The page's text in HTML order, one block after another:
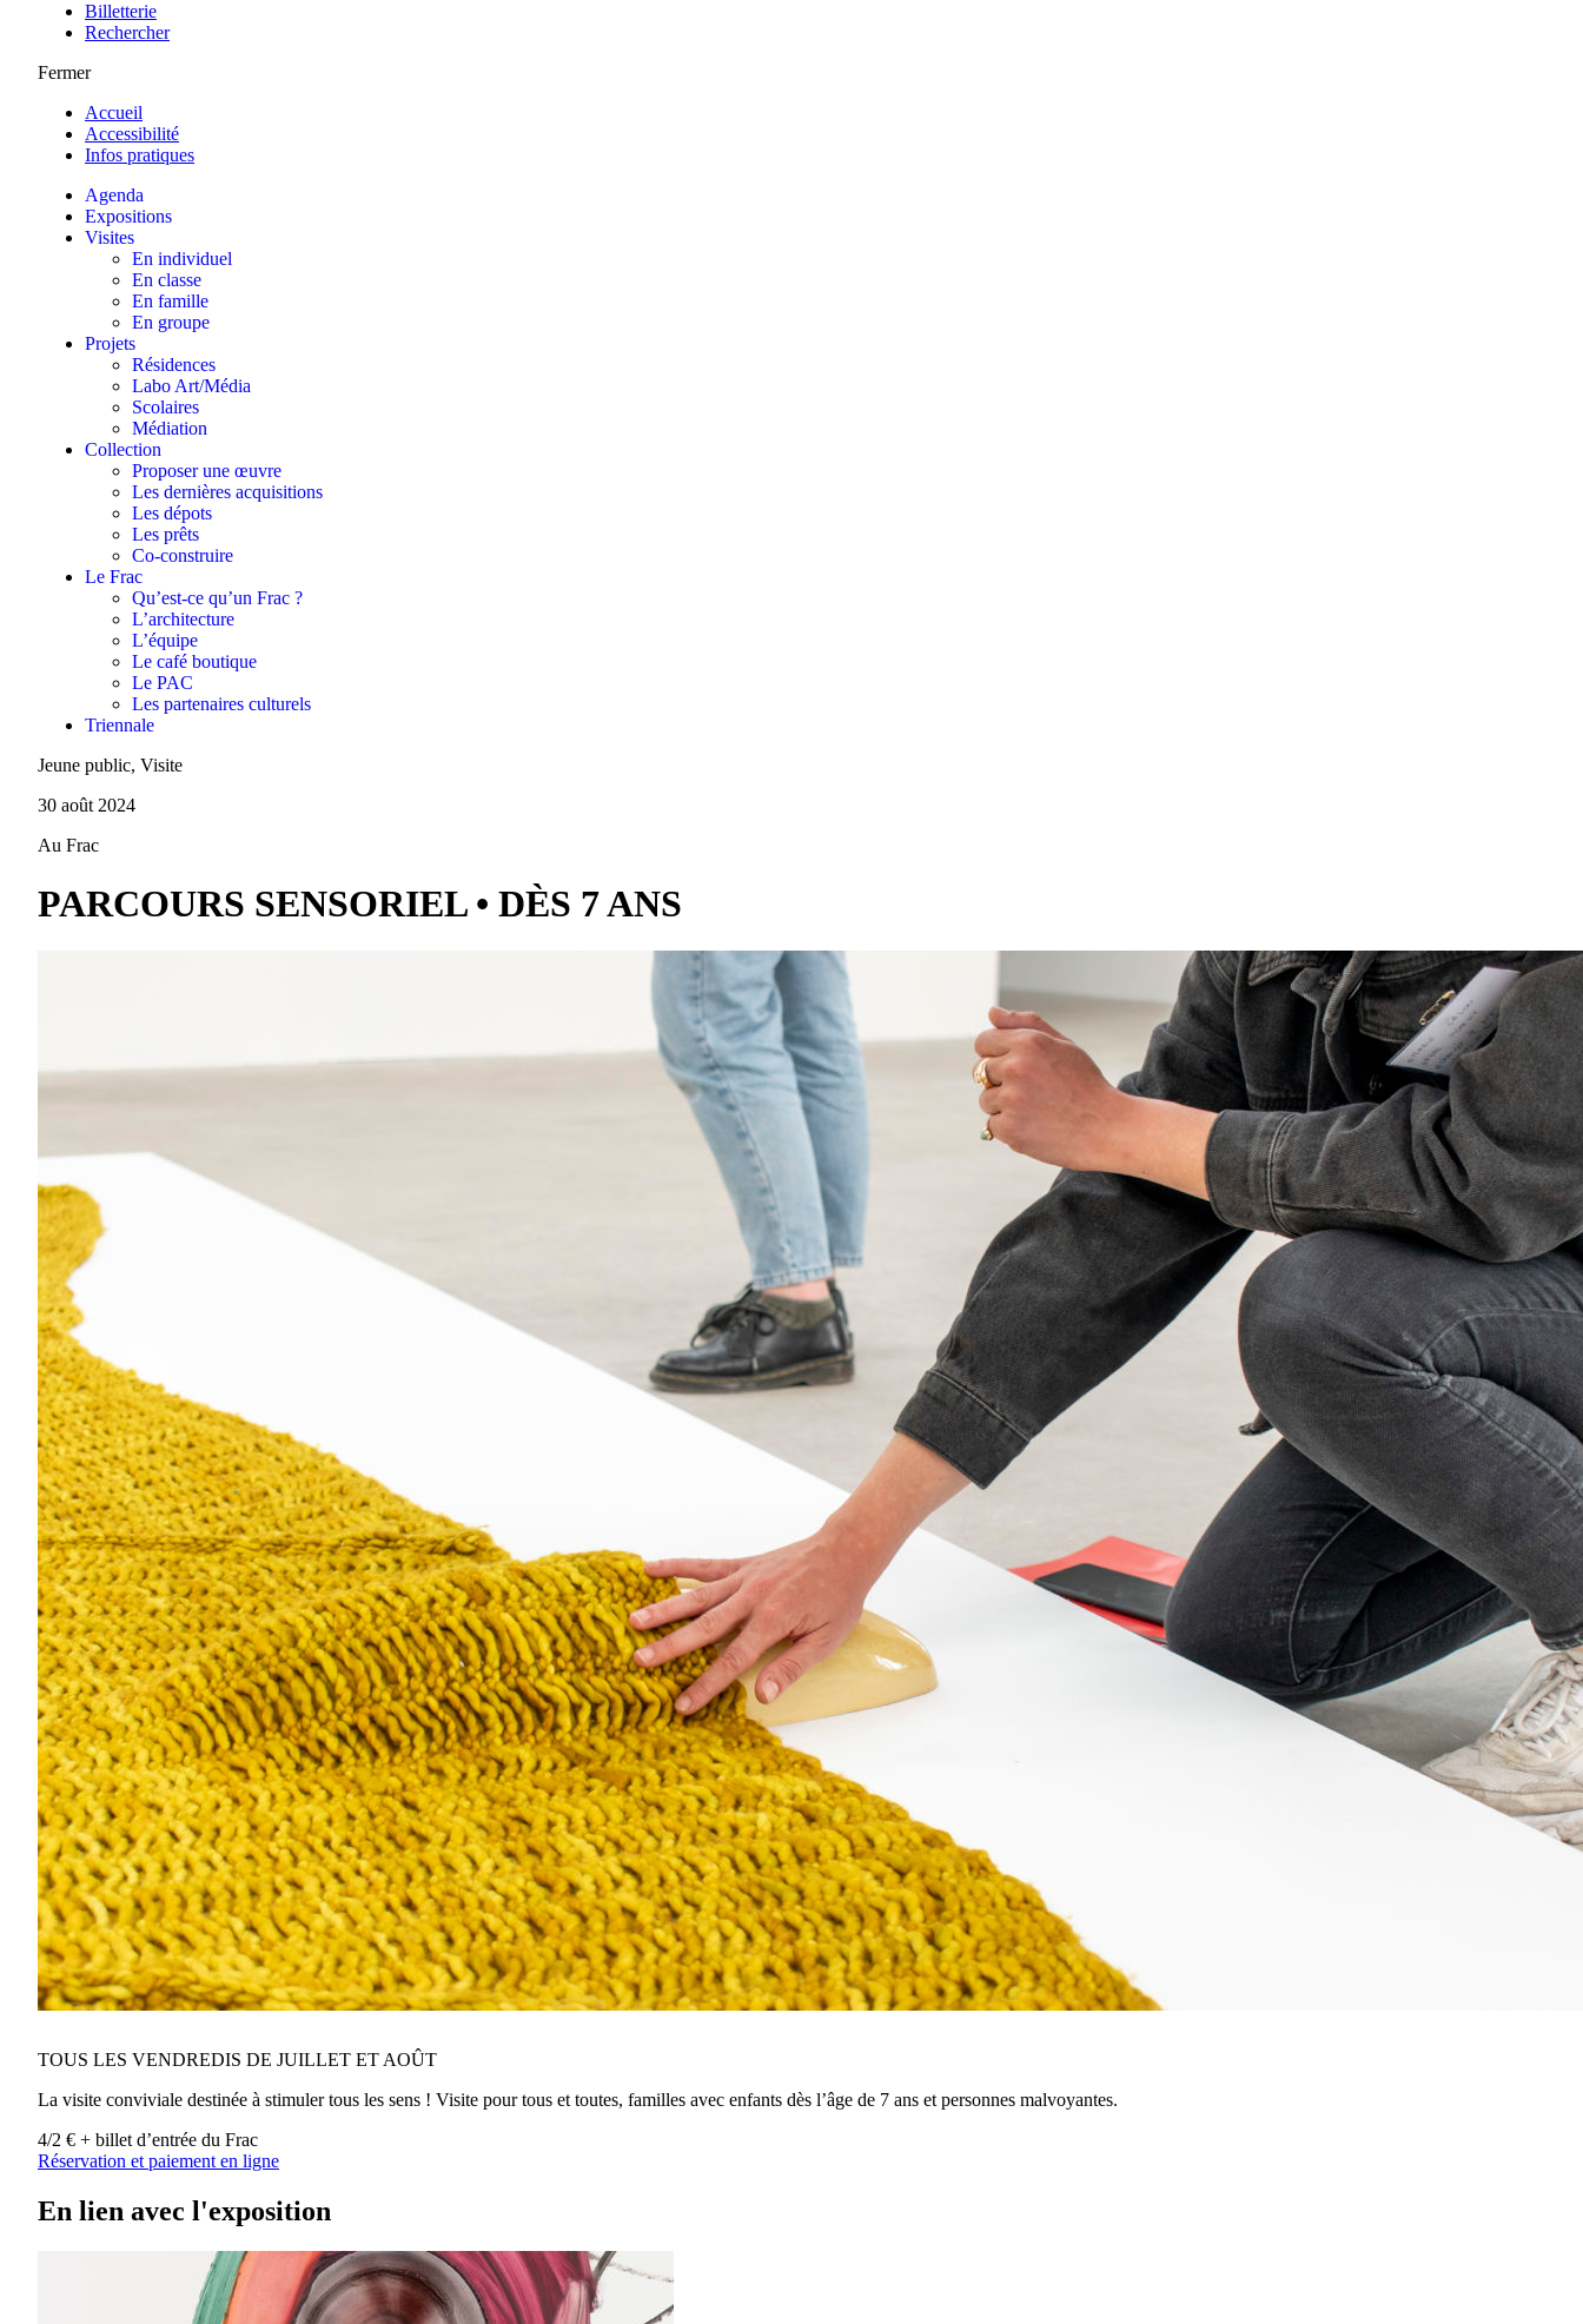
Billetterie
Rechercher
Fermer
Accueil
Accessibilité
Infos pratiques
Agenda
Expositions
Visites
En individuel
En classe
En famille
En groupe
Projets
Résidences
Labo Art/Média
Scolaires
Médiation
Collection
Proposer une œuvre
Les dernières acquisitions
Les dépots
Les prêts
Co-construire
Le Frac
Qu’est-ce qu’un Frac ?
L’architecture
L’équipe
Le café boutique
Le PAC
Les partenaires culturels
Triennale
Jeune public, Visite
30 août 2024
Au Frac
PARCOURS SENSORIEL • DÈS 7 ANS
TOUS LES VENDREDIS DE JUILLET ET AOÛT
La visite conviviale destinée à stimuler tous les sens ! Visite pour tous et toutes, familles avec enfants dès l’âge de 7 ans et personnes malvoyantes.
4/2 € + billet d’entrée du Frac
Réservation et paiement en ligne
En lien avec l'exposition